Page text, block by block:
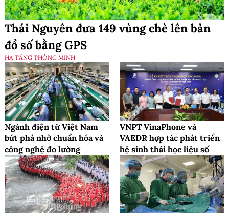
Thái Nguyên đưa 149 vùng chè lên bản
đồ số bằng GPS
HẠ TẦNG THÔNG MINH
Ngành điện tử Việt Nam
bứt phá nhờ chuẩn hóa và
công nghệ đo lường
VNPT VinaPhone và
VAEDR hợp tác phát triển
hệ sinh thái học liệu số